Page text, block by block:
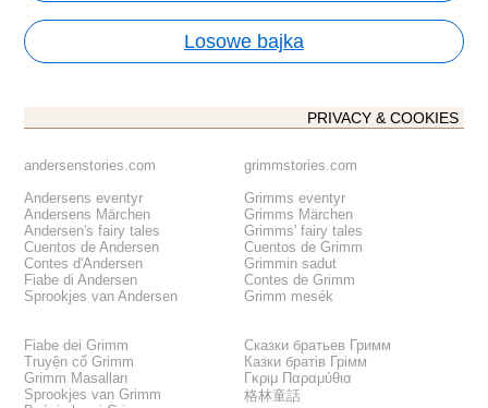
Losowe bajka
PRIVACY & COOKIES
andersenstories.com
Andersens eventyr
Andersens Märchen
Andersen's fairy tales
Cuentos de Andersen
Contes d'Andersen
Fiabe di Andersen
Sprookjes van Andersen
grimmstories.com
Grimms eventyr
Grimms Märchen
Grimms' fairy tales
Cuentos de Grimm
Grimmin sadut
Contes de Grimm
Grimm mesék
Fiabe dei Grimm
Truyện cổ Grimm
Grimm Masalları
Sprookjes van Grimm
Сказки братьев Гримм
Казки братів Грімм
Γκριμ Παραμύθια
格林童話